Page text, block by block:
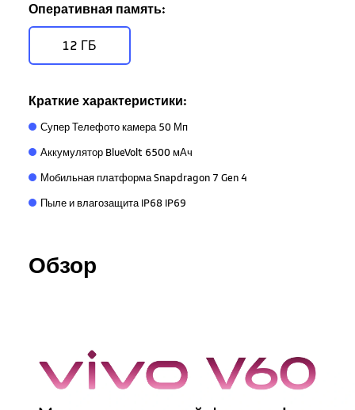
Оперативная память:
12 ГБ
Краткие характеристики:
Супер Телефото камера 50 Мп
Аккумулятор BlueVolt 6500 мАч
Мобильная платформа Snapdragon 7 Gen 4
Пыле и влагозащита IP68 IP69
Обзор